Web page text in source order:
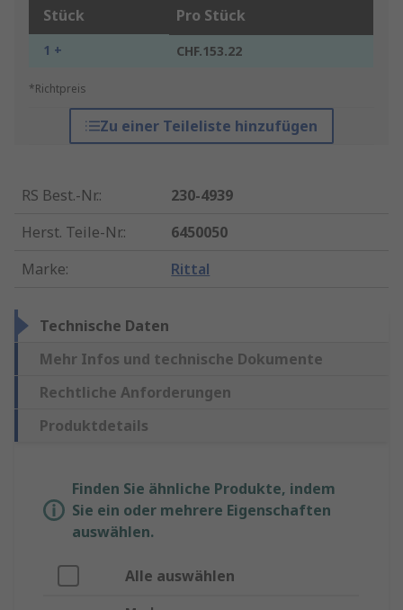
Stück Pro Stück
1 + CHF.153.22
*Richtpreis
Zu einer Teileliste hinzufügen
RS Best.-Nr.:
230-4939
Herst. Teile-Nr.:
6450050
Marke: Rittal
Technische Daten
Mehr Infos und technische Dokumente
Rechtliche Anforderungen
Produktdetails
Finden Sie ähnliche Produkte, indem
Sie ein oder mehrere Eigenschaften
auswählen.
Alle auswählen